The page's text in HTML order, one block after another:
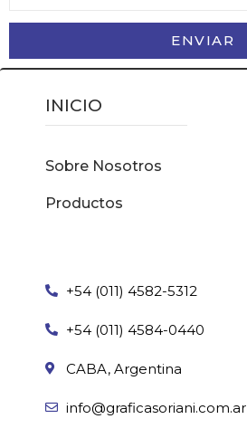
ENVIAR
INICIO
Sobre Nosotros
Productos
+54 (011) 4582-5312
+54 (011) 4584-0440
CABA, Argentina
info@graficasoriani.com.ar